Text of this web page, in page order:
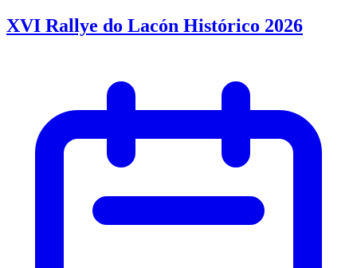
XVI Rallye do Lacón Histórico 2026